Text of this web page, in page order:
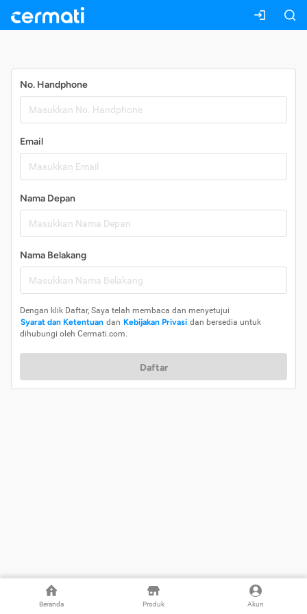
Beranda Produk Akun
No. Handphone
Email
Nama Depan
Nama Belakang
Dengan klik Daftar, Saya telah membaca dan menyetujui
Syarat dan Ketentuan dan Kebijakan Privasi dan bersedia untuk
dihubungi oleh Cermati.com.
Daftar